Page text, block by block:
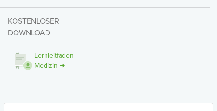
KOSTENLOSER
DOWNLOAD
Lernleitfaden
Medizin ➜